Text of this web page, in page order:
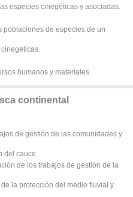
especies cinegéticas y asociadas.
poblaciones de especies de un
humanos y materiales.
continental
de gestión de las comunidades y
del cauce
de los trabajos de gestión de la
la protección del medio fluvial y